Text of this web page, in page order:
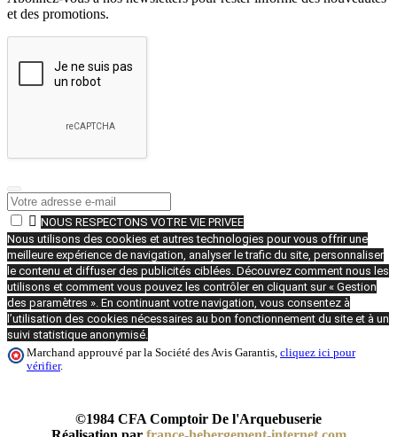
et des promotions.
 NOUS RESPECTONS VOTRE VIE PRIVEE
Nous utilisons des cookies et autres technologies pour vous offrir une
meilleure expérience de navigation, analyser le trafic du site, personnaliser
le contenu et diffuser des publicités ciblées. Découvrez comment nous les
utilisons et comment vous pouvez les contrôler en cliquant sur « Gestion
des paramètres ». En continuant votre navigation, vous consentez à
l’utilisation des cookies nécessaires au bon fonctionnement du site et à un
suivi statistique anonymisé.
Marchand approuvé par la Société des Avis Garantis, cliquez ici pour
vérifier.
©1984 CFA Comptoir De l'Arquebuserie